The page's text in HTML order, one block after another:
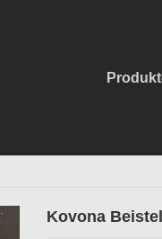
Kovona